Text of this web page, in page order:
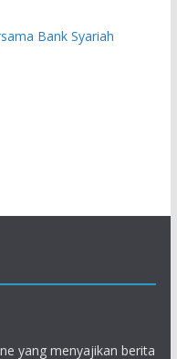
Bank Syariah
yang menyajikan berita